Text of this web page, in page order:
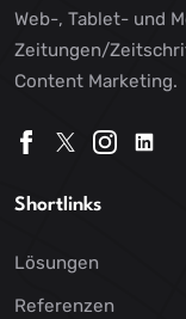
Web-, Tablet- und
Zeitungen/
Content Marketing.
Shortlinks
Lösungen
Referenzen